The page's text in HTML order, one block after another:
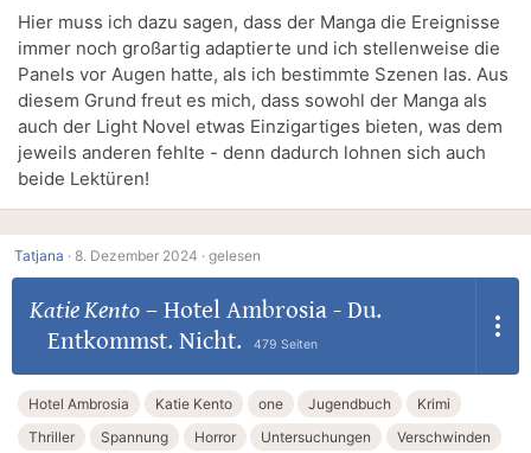
Hier muss ich dazu sagen, dass der Manga die Ereignisse
immer noch großartig adaptierte und ich stellenweise die
Panels vor Augen hatte, als ich bestimmte Szenen las. Aus
diesem Grund freut es mich, dass sowohl der Manga als
auch der Light Novel etwas Einzigartiges bieten, was dem
jeweils anderen fehlte - denn dadurch lohnen sich auch
beide Lektüren!
Tatjana · 8. Dezember 2024 · gelesen
Katie Kento– Hotel Ambrosia - Du.
Entkommst. Nicht.
479 Seiten
Hotel Ambrosia Katie Kento one Jugendbuch
Krimi
Thriller
Spannung Horror Untersuchungen
Verschwinden